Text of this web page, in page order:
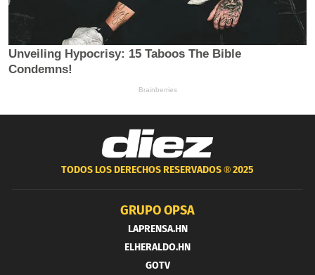
TODOS LOS DERECHOS RESERVADOS ®2025
GRUPO OPSA
LAPRENSA.HN
ELHERALDO.HN
GOTV